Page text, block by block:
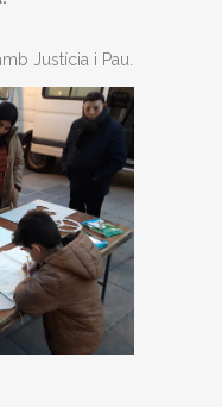
Justícia i Pau.